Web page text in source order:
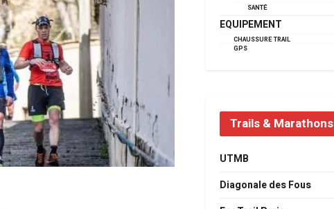
SANTÉ
EQUIPEMENT
CHAUSSURE TRAIL
GPS
Trails & Marathons
UTMB
Diagonale des Fous